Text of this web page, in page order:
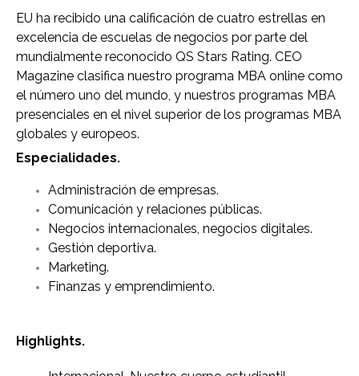
EU ha recibido una calificación de cuatro estrellas en
excelencia de escuelas de negocios por parte del
mundialmente reconocido QS Stars Rating. CEO
Magazine clasifica nuestro programa MBA online como
el número uno del mundo, y nuestros programas MBA
presenciales en el nivel superior de los programas MBA
globales y europeos.
Especialidades.
Administración de empresas.
Comunicación y relaciones públicas.
Negocios internacionales, negocios digitales.
Gestión deportiva.
Marketing.
Finanzas y emprendimiento.
Highlights.